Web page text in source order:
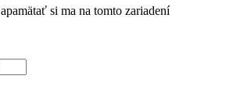
si ma na tomto zariadení